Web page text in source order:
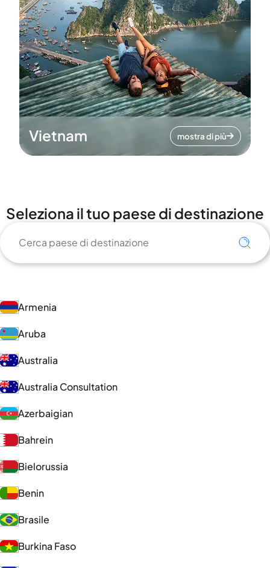
Vietnam mostra di più
Seleziona il tuo paese di destinazione
Armenia
Aruba
Australia
Australia Consultation
Azerbaigian
Bahrein
Bielorussia
Benin
Brasile
Burkina Faso